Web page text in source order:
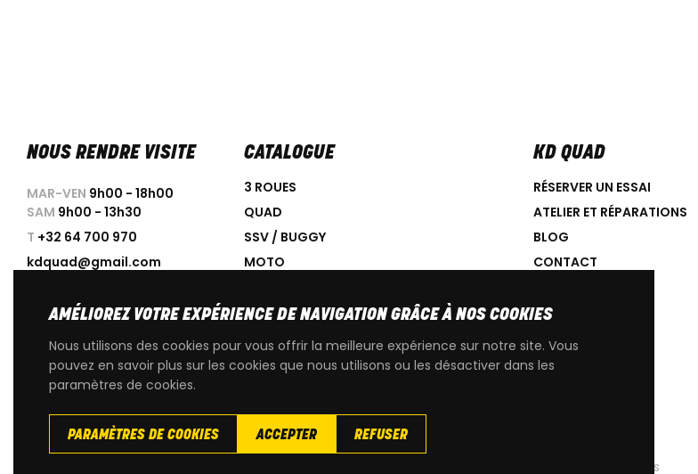
NOUS RENDRE VISITE
MAR-VEN 9h00 - 18h00
SAM 9h00 - 13h30
T +32 64 700 970
kdquad@gmail.com
CATALOGUE
3 ROUES
QUAD
SSV / BUGGY
MOTO
ACCESSOIRES
PROMOTIONS
OCCASIONS
KD QUAD
RÉSERVER UN ESSAI
ATELIER ET RÉPARATIONS
BLOG
CONTACT
Conditions générales de ventes
AMÉLIOREZ VOTRE EXPÉRIENCE DE NAVIGATION GRÂCE À NOS COOKIES
Nous utilisons des cookies pour vous offrir la meilleure expérience sur notre site. Vous
pouvez en savoir plus sur les cookies que nous utilisons ou les désactiver dans les
paramètres de cookies.
PARAMÈTRES DE COOKIES ACCEPTER REFUSER